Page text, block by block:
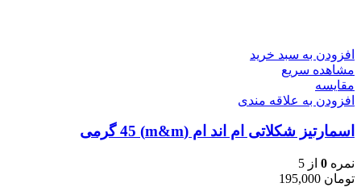
افزودن به سبد خرید
مشاهده سریع
مقایسه
افزودن به علاقه مندی
اسمارتیز شکلاتی ام اند ام (m&m) 45 گرمی
نمره 0 از 5
تومان